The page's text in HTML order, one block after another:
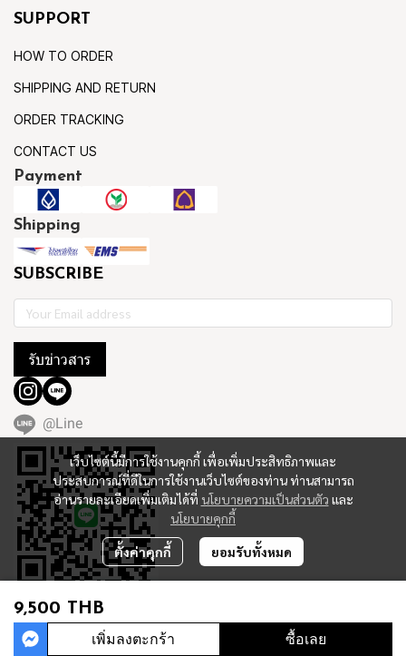
9,500 THB
เพิ่มลงตะกร้า
ซื้อเลย
เว็บไซต์นี้มีการใช้งานคุกกี้ เพื่อเพิ่มประสิทธิภาพและ
ประสบการณ์ที่ดีในการใช้งานเว็บไซต์ของท่าน ท่านสามารถ
อ่านรายละเอียดเพิ่มเติมได้ที่ นโยบายความเป็นส่วนตัว และ
นโยบายคุกกี้
ตั้งค่าคุกกี้ ยอมรับทั้งหมด
SUPPORT
HOW TO ORDER
SHIPPING AND RETURN
ORDER TRACKING
CONTACT US
Payment
Shipping
SUBSCRIBE
รับข่าวสาร
@Line
Copyright 2023 | All Rights Reserved | Powered by MWE